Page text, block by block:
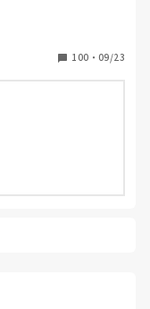
100 ・ 09/23